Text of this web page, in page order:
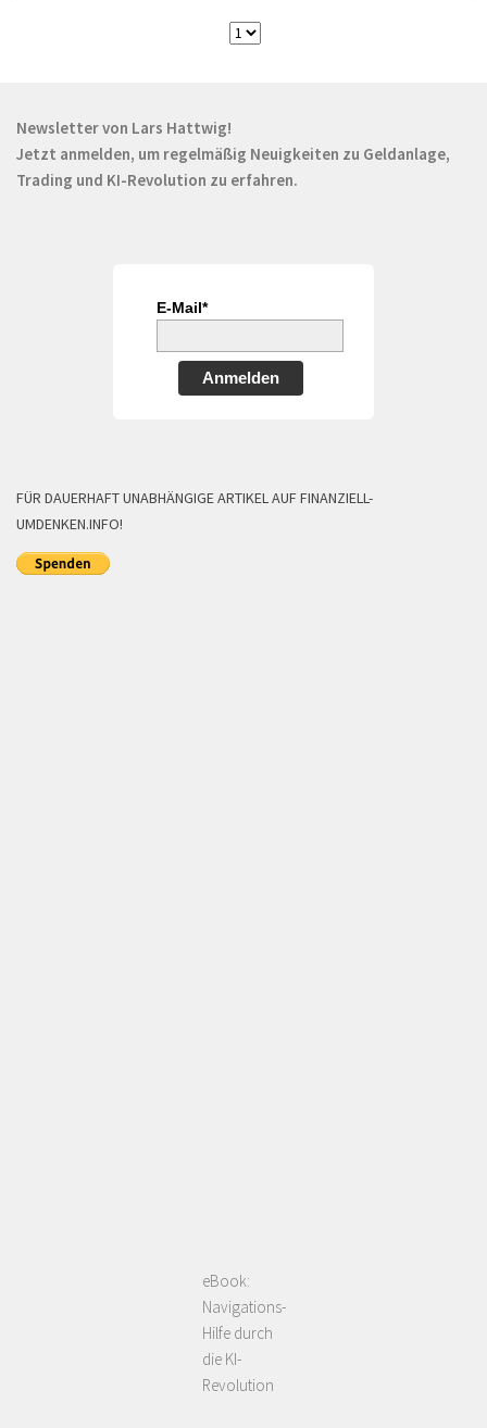
Newsletter von Lars Hattwig!
Jetzt anmelden, um regelmäßig Neuigkeiten zu Geldanlage,
Trading und KI-Revolution zu erfahren.
E-Mail*
Anmelden
FÜR DAUERHAFT UNABHÄNGIGE ARTIKEL AUF FINANZIELL-
UMDENKEN.INFO!
eBook:
Navigations-
Hilfe durch
die KI-
Revolution